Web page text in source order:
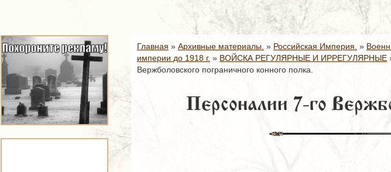
Главная » Архивные материалы. » Российская Империя. »
империи до 1918 г. » ВОЙСКА РЕГУЛЯРНЫЕ И ИРРЕГУЛЯРНЫЕ
Вержболовского пограничного конного полка.
Персоналии 7-го